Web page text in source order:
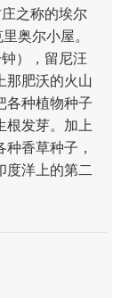
之称的埃尔
奥尔小屋。
钟），留尼汪
那肥沃的火山
各种植物种子
根发芽。加上
香草种子，
度洋上的第二